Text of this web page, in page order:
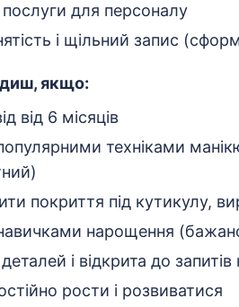
для персоналу
і щільний запис
якщо:
від 6 місяців
техніками
покриття під кутикулу,
нарощення
і відкрита до запитів
рости і розвиватися